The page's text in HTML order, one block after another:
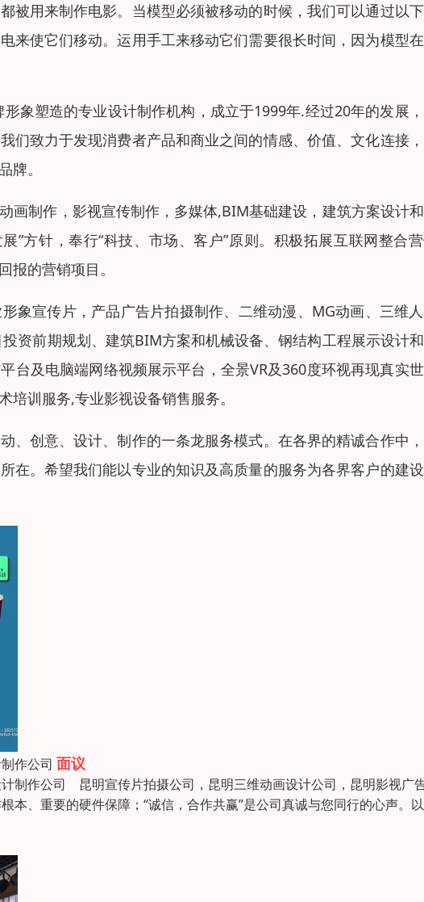
被用来制作电影。当模型必须被移动的时候，我们可以通过以
来使它们移动。运用手工来移动它们需要很长时间，因为模型
象塑造的专业设计制作机构，成立于1999年.经过20年的发展
们致力于发现消费者产品和商业之间的情感、价值、文化连接
牌。
画制作，影视宣传制作，多媒体,BIM基础建设，建筑方案设计
”方针，奉行“科技、市场、客户”原则。积极拓展互联网整合
的营销项目。
象宣传片，产品广告片拍摄制作、二维动漫、 MG动画、三维
资前期规划、建筑BIM方案和机械设备、钢结构工程展示设计
台及电脑端网络视频展示平台，全景VR及360度环视再现真实
培训服务,专业影视设备销售服务。
、创意、设计、制作的一条龙服务模式。在各界的精诚合作中
在。希望我们能以专业的知识及高质量的服务为各界客户的建
作公司 面议
制作公司 昆明宣传片拍摄公司，昆明三维动画设计公司，昆明影视广
、重要的硬件保障；“诚信，合作共赢”是公司真诚与您同行的心声。